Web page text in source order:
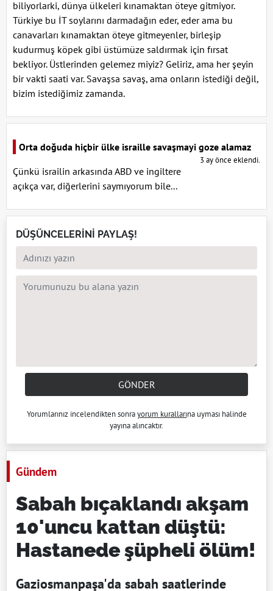
biliyorlarki, dünya ülkeleri kınamaktan öteye gitmiyor.
Türkiye bu İT soylarını darmadağın eder, eder ama bu
canavarları kınamaktan öteye gitmeyenler, birleşip
kudurmuş köpek gibi üstümüze saldırmak için fırsat
bekliyor. Üstlerinden gelemez miyiz? Geliriz, ama her şeyin
bir vakti saati var. Savaşsa savaş, ama onların istediği değil,
bizim istediğimiz zamanda.
Orta doğuda hiçbir ülke israille savaşmayi goze alamaz
3 ay önce eklendi.
Çünkü israilin arkasında ABD ve ingiltere
açıkça var, diğerlerini saymıyorum bile...
DÜŞÜNCELERİNİ PAYLAŞ!
GÖNDER
Yorumlarınız incelendikten sonrayorum kurallarına uyması halinde
yayına alıncaktır.
Gündem
Sabah bıçaklandı akşam
10'uncu kattan düştü:
Hastanede şüpheli ölüm!
Gaziosmanpaşa'da sabah saatlerinde